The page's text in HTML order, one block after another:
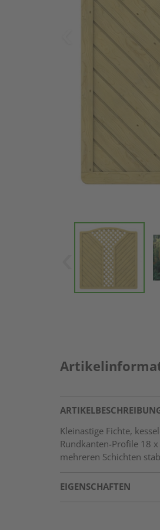
Kleinastige Fichte,
Rundkanten-Profile 18
mehreren Schichten
EIGENSCHAFTEN